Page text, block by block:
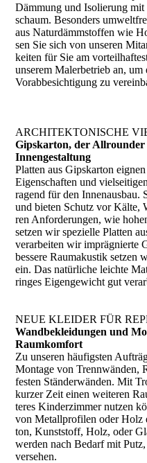
Dämmung und Isolierung
schaum. Besonders
aus Naturdämmstoffen wie
sen Sie sich von unseren
keiten für Sie am
unserem Malerbetrieb an,
Vorabbesichtigung zu
ARCHITEKTONISCHE
Gipskarton, der
Innengestaltung
Platten aus Gipskarton
Eigenschaften und
ragend für den Innenausbau.
und bieten Schutz vor Kälte,
ren Anforderungen, wie
setzen wir spezielle Platten
verarbeiten wir imprägnierte
bessere Raumakustik setzen
ein. Das natürliche leichte
ringes Eigengewicht gut
NEUE KLEIDER FÜR
Wandbekleidungen und
Raumkomfort
Zu unseren häufigsten
Montage von Trennwänden,
festen Ständerwänden. Mit
kurzer Zeit einen weiteren
teres Kinderzimmer nutzen
von Metallprofilen oder Holz
ton, Kunststoff, Holz, oder
wer­den nach Bedarf mit
versehen.